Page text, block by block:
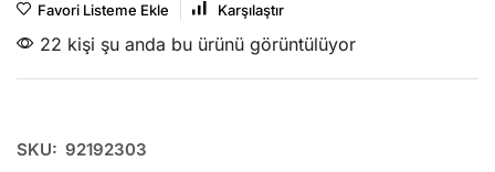
Favori Listeme Ekle Karşılaştır
22 kişi şu anda bu ürünü görüntülüyor
SKU: 92192303